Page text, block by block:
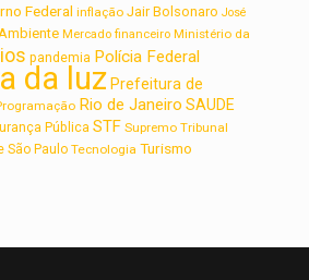
Federal inflação Jair Bolsonaro José
Mercado financeiro Ministério da
pandemia Polícia Federal
da luz Prefeitura de
Rio de Janeiro SAUDE
Pública STF Supremo Tribunal
São Paulo Tecnologia Turismo